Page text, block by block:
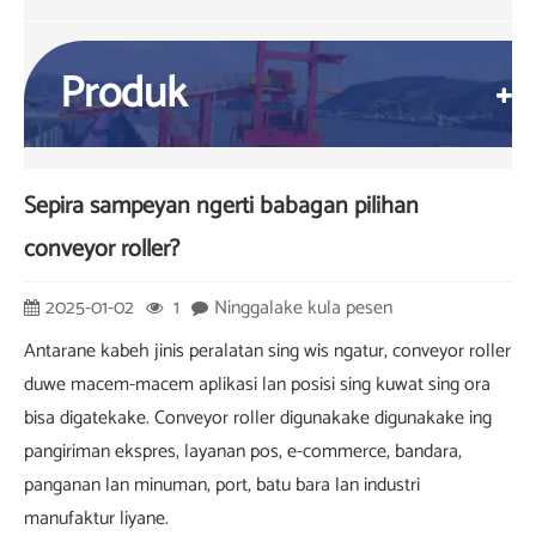
Produk
Sepira sampeyan ngerti babagan pilihan
conveyor roller?
2025-01-02 1
Ninggalake kula pesen
Antarane kabeh jinis peralatan sing wis ngatur, conveyor roller
duwe macem-macem aplikasi lan posisi sing kuwat sing ora
bisa digatekake. Conveyor roller digunakake digunakake ing
pangiriman ekspres, layanan pos, e-commerce, bandara,
panganan lan minuman, port, batu bara lan industri
manufaktur liyane.